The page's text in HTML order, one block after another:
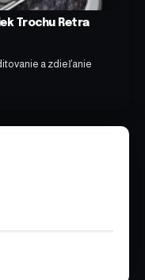
Trochu Retra
a zdieľanie